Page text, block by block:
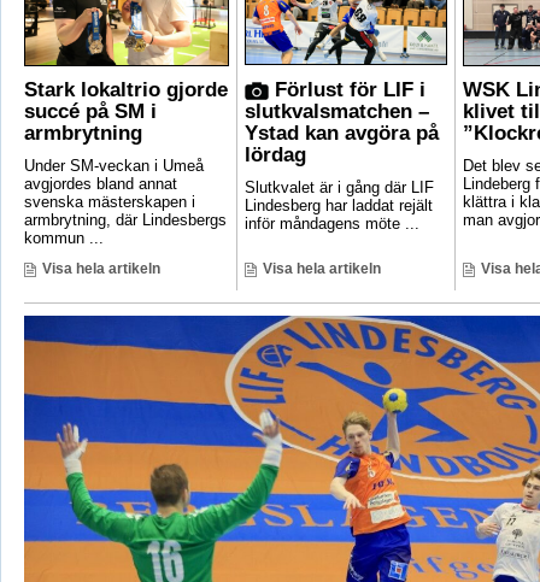
Stark lokaltrio gjorde
succé på SM i
armbrytning
Under SM-veckan i Umeå
avgjordes bland annat
svenska mästerskapen i
armbrytning, där Lindesbergs
kommun ...
Visa hela artikeln
Förlust för LIF i
slutkvalsmatchen –
Ystad kan avgöra på
lördag
Slutkvalet är i gång där LIF
Lindesberg har laddat rejält
inför måndagens möte ...
Visa hela artikeln
WSK
klivet
Det blev
Lindeberg
klättra i
man
Visa